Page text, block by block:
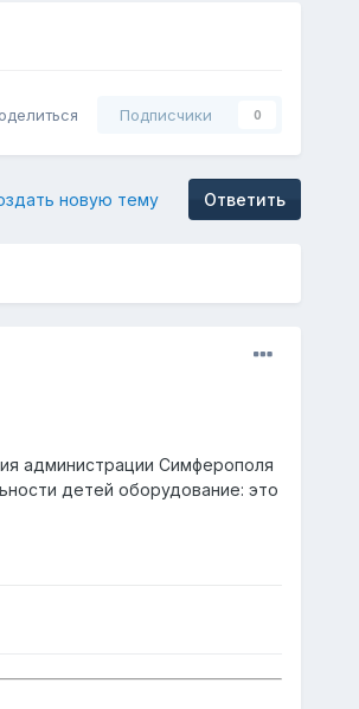
Подписчики 0
Ответить
новую тему
администрации Симферополя
детей оборудование: это